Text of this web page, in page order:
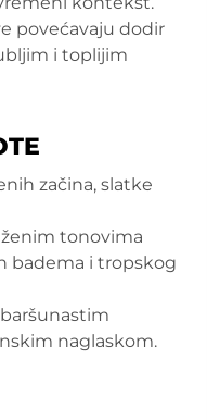
povećavaju dodir
i toplijim
začina, slatke
tonovima
badema i tropskog
naglaskom.